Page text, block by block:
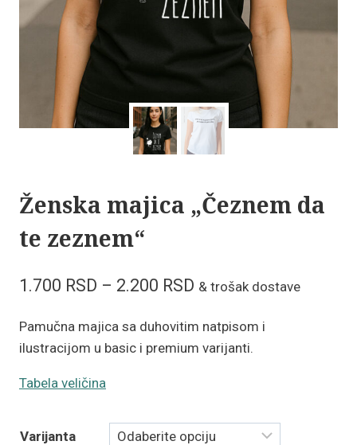
Ženska majica „Čeznem da
te zeznem“
1.700 RSD – 2.200 RSD Raspon
2.200 RSD
& trošak dostave
Pamučna majica sa duhovitim natpisom i
ilustracijom u basic i premium varijanti.
Tabela veličina
Varijanta